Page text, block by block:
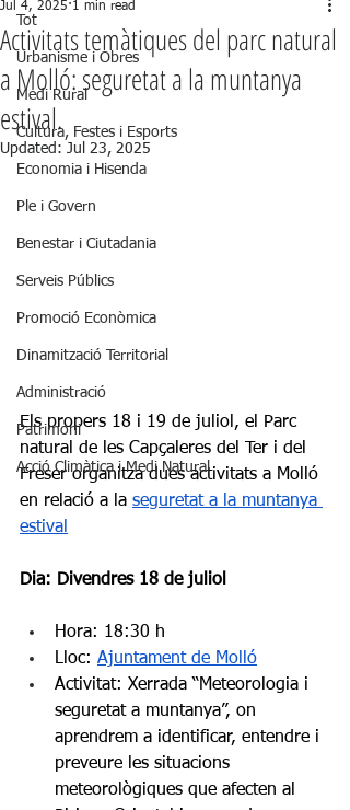
Tot
Urbanisme i Obres
Medi Rural
Cultura, Festes i Esports
Economia i Hisenda
Ple i Govern
Benestar i Ciutadania
Serveis Públics
Promoció Econòmica
Dinamització Territorial
Administració
Patrimoni
Acció Climàtica i Medi Natural
Activitats temàtiques del parc natural
a Molló: seguretat a la muntanya
estival.
Jul 4, 2025 1 min read
Updated: Jul 23, 2025
Els propers 18 i 19 de juliol, el Parc
natural de les Capçaleres del Ter i del
Freser organitza dues activitats a Molló
en relació a la seguretat a la muntanya
estival
Dia: Divendres 18 de juliol
Hora: 18:30 h
Lloc: Ajuntament de Molló
Activitat: Xerrada “Meteorologia i
seguretat a muntanya”, on
aprendrem a identificar, entendre i
preveure les situacions
meteorològiques que afecten al